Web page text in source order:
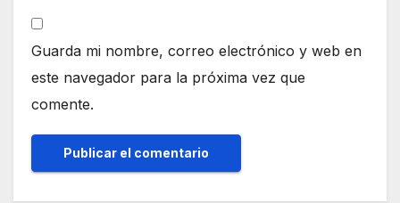
Guarda mi nombre, correo electrónico y web en
este navegador para la próxima vez que
comente.